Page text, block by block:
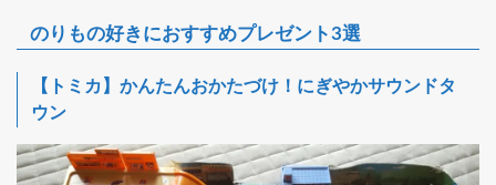
のりもの好きにおすすめプレゼント3選
【トミカ】 かんたんおかたづけ！にぎやかサウンドタ
ウン